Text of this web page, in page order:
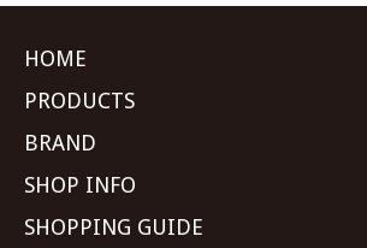
HOME
PRODUCTS
BRAND
SHOP INFO
SHOPPING GUIDE